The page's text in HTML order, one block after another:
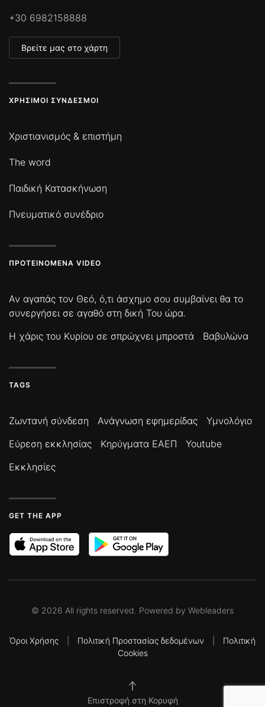
+30 6982158888
Βρείτε μας στο χάρτη
ΧΡΉΣΙΜΟΙ ΣΎΝΔΕΣΜΟΙ
Χριστιανισμός & επιστήμη
The word
Παιδική Κατασκήνωση
Πνευματικό συνέδριο
ΠΡΟΤΕΙΝΌΜΕΝΑ VIDEO
Αν αγαπάς τον Θεό, ό,τι άσχημο σου συμβαίνει θα το
συνεργήσει σε αγαθό στη δική Του ώρα.
Η χάρις του Κυρίου σε σπρώχνει μπροστά
Βαβυλώνα
TAGS
Ζωντανή σύνδεση Ανάγνωση εφημερίδας
Υμνολόγιο
Εύρεση εκκλησίας
Κηρύγματα ΕΑΕΠ
Youtube
Εκκλησίες
GET THE APP
© 2026 All rights reserved. Powered by Webleaders
Όροι Χρήσης Πολιτική Προστασίας δεδομένων
Πολιτική
Cookies
Επιστροφή στη Κορυφή